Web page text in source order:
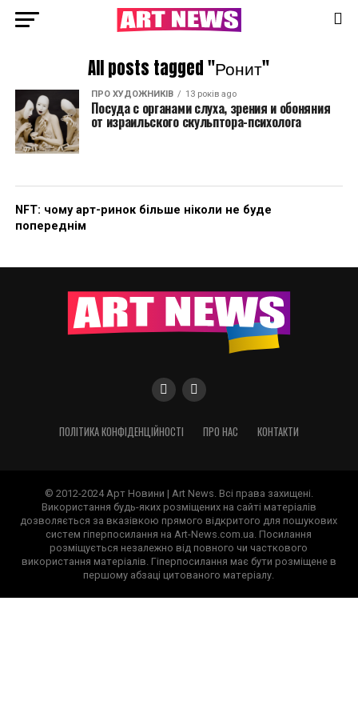
All posts tagged "Ронит"
ПРО ХУДОЖНИКІВ 13 років ago
Посуда с органами слуха, зрения и обоняния
от израильского скульптора-психолога
NFT: чому арт-ринок більше ніколи не буде
попереднім
ПОЛІТИКА КОНФІДЕНЦІЙНОСТІ ПРО НАС КОНТАКТИ
© 2012-2024 Арт Новини | Art News. Всі права захищені.
Використання будь-яких розміщених на сайті матеріалів
дозволяється за вказівкою прямого відкритого для пошукових
систем гіперпосилання на Art-News.com.ua. Посилання
розміщується незалежно від повного чи часткового
використання матеріалів. Гіперпосилання має бути розміщене в
першому абзаці цитованого матеріалу.